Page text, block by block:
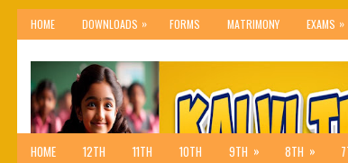
HOME DOWNLOADS » FORMS MATRIMONY EXAMS »
HOME 12TH 11TH 10TH 9TH » 8TH »